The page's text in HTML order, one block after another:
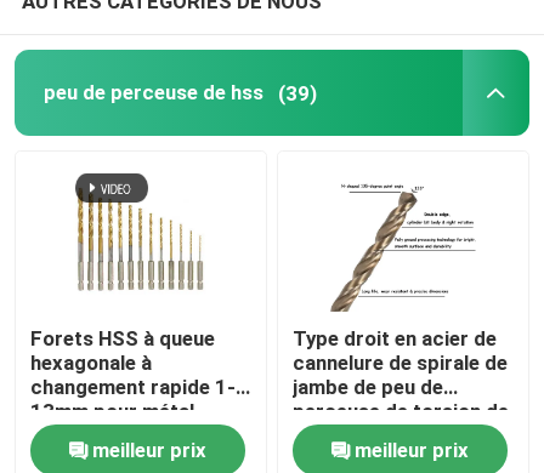
Outil abrasif
bits de routeur de menuiserie
Robinets de machine de HSS
peu de perceuse de hss (39)
Forets HSS à queue
hexagonale à
changement rapide 1-
13mm pour métal
meilleur prix
Type droit en acier de
cannelure de spirale de
jambe de peu de
perceuse de torsion de
HSS du cobalt M35
métriquemeilleur prix